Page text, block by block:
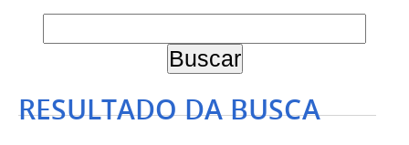
RESULTADO DA BUSCA